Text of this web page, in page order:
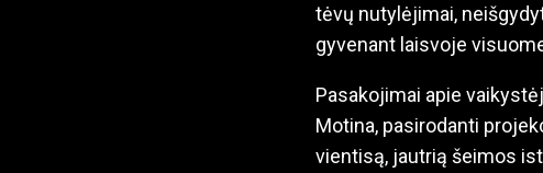
tėvų nutylėjimai,
gyvenant laisvoje
Pasakojimai apie
Motina, pasirodanti
vientisą, jautrią šeimos